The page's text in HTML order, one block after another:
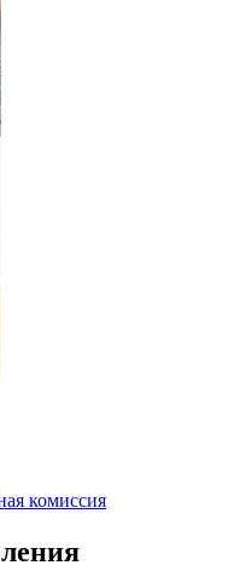
комиссия